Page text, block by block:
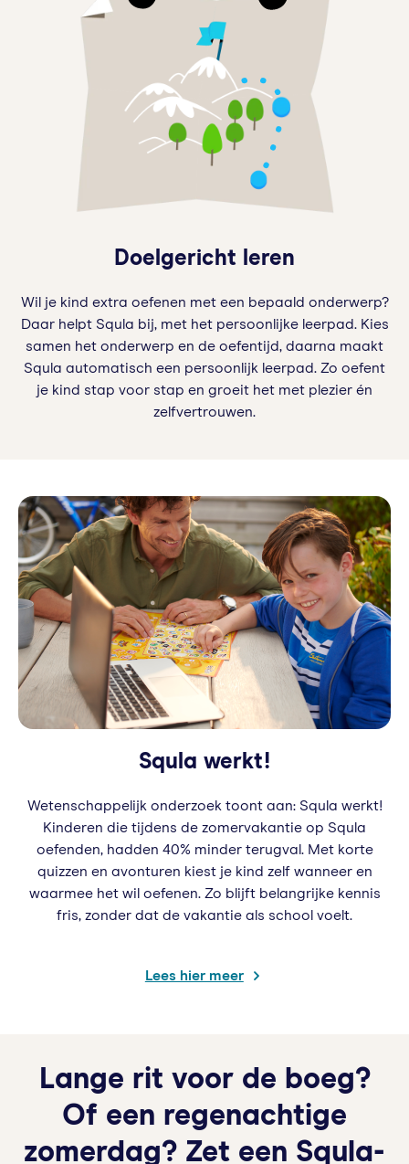
Doelgericht leren
Wil je kind extra oefenen met een bepaald onderwerp?
Daar helpt Squla bij, met het persoonlijke leerpad. Kies
samen het onderwerp en de oefentijd, daarna maakt
Squla automatisch een persoonlijk leerpad. Zo oefent
je kind stap voor stap en groeit het met plezier én
zelfvertrouwen.
Squla werkt!
Wetenschappelijk onderzoek toont aan: Squla werkt!
Kinderen die tijdens de zomervakantie op Squla
oefenden, hadden 40% minder terugval. Met korte
quizzen en avonturen kiest je kind zelf wanneer en
waarmee het wil oefenen. Zo blijft belangrijke kennis
fris, zonder dat de vakantie als school voelt.
Lees hier meer
Lange rit voor de boeg?
Of een regenachtige
zomerdag? Zet een Squla-